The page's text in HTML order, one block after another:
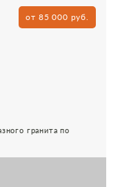
от 85 000 руб.
гранита по